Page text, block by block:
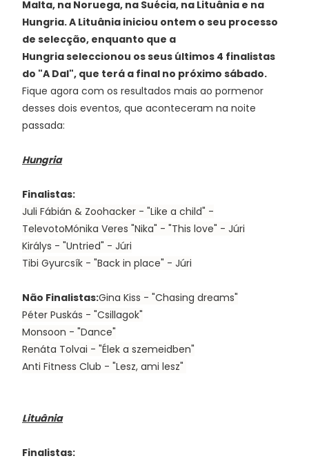
Malta, na Noruega, na Suécia, na Lituânia e na
Hungria. A Lituânia iniciou ontem o seu processo
de selecção, enquanto que a
Hungria seleccionou os seus últimos 4 finalistas
do "A Dal", que terá a final no próximo sábado.
Fique agora com os resultados mais ao pormenor
desses dois eventos, que aconteceram na noite
passada:
Hungria
Finalistas:
Juli Fábián & Zoohacker - "Like a child" -
TelevotoMónika Veres "Nika" - "This love" - Júri
Királys - "Untried" - Júri
Tibi Gyurcsík - "Back in place" - Júri
Não Finalistas:Gina Kiss - "Chasing dreams"
Péter Puskás - "Csillagok"
Monsoon - "Dance"
Renáta Tolvai - "Élek a szemeidben"
Anti Fitness Club - "Lesz, ami lesz"
Lituânia
Finalistas: